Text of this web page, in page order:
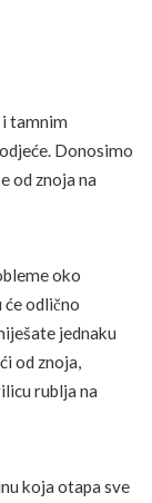
tamnim
Donosimo
od znoja na
oko
će odlično
jednaku
od znoja,
rublja na
koja otapa sve